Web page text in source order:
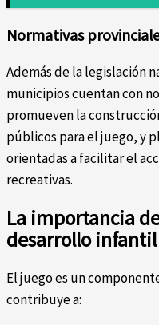
Normativas
Además de la legislación
municipios cuentan con
promueven la
públicos para el juego, y
orientadas a facilitar el
recreativas.
La importancia
desarrollo infantil
El juego es un
contribuye a: